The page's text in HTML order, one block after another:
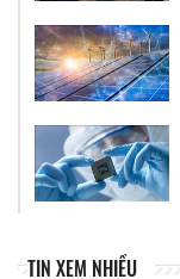
TIN XEM NHIỀU